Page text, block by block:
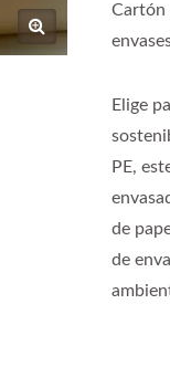
Cartón
Elige
PE,
de
de